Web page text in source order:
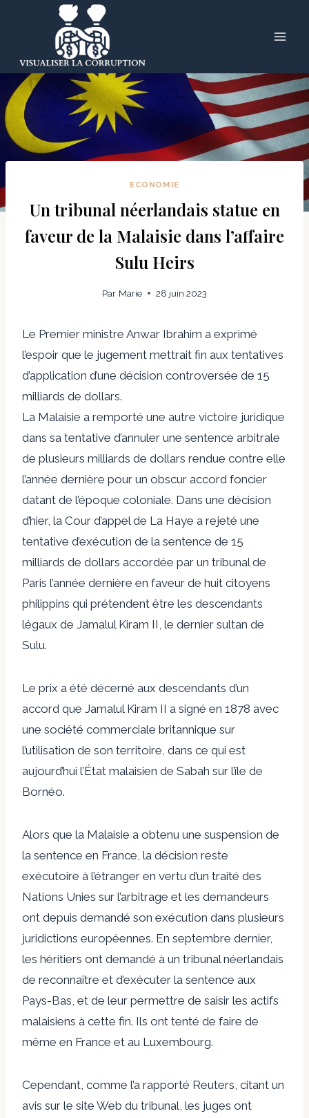
ECONOMIE
Un tribunal néerlandais statue en
faveur de la Malaisie dans l’affaire
Sulu Heirs
Par Marie 28 juin 2023
Le Premier ministre Anwar Ibrahim a exprimé
l’espoir que le jugement mettrait fin aux tentatives
d’application d’une décision controversée de 15
milliards de dollars.
La Malaisie a remporté une autre victoire juridique
dans sa tentative d’annuler une sentence arbitrale
de plusieurs milliards de dollars rendue contre elle
l’année dernière pour un obscur accord foncier
datant de l’époque coloniale. Dans une décision
d’hier, la Cour d’appel de La Haye a rejeté une
tentative d’exécution de la sentence de 15
milliards de dollars accordée par un tribunal de
Paris l’année dernière en faveur de huit citoyens
philippins qui prétendent être les descendants
légaux de Jamalul Kiram II, le dernier sultan de
Sulu.
Le prix a été décerné aux descendants d’un
accord que Jamalul Kiram II a signé en 1878 avec
une société commerciale britannique sur
l’utilisation de son territoire, dans ce qui est
aujourd’hui l’État malaisien de Sabah sur l’île de
Bornéo.
Alors que la Malaisie a obtenu une suspension de
la sentence en France, la décision reste
exécutoire à l’étranger en vertu d’un traité des
Nations Unies sur l’arbitrage et les demandeurs
ont depuis demandé son exécution dans plusieurs
juridictions européennes. En septembre dernier,
les héritiers ont demandé à un tribunal néerlandais
de reconnaître et d’exécuter la sentence aux
Pays-Bas, et de leur permettre de saisir les actifs
malaisiens à cette fin. Ils ont tenté de faire de
même en France et au Luxembourg.
Cependant, comme l’a rapporté Reuters, citant un
avis sur le site Web du tribunal, les juges ont